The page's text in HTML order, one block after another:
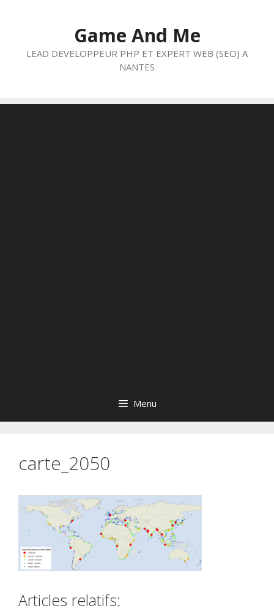
Game And Me
LEAD DEVELOPPEUR PHP ET EXPERT WEB (SEO) A
NANTES
Menu
carte_2050
Articles relatifs: